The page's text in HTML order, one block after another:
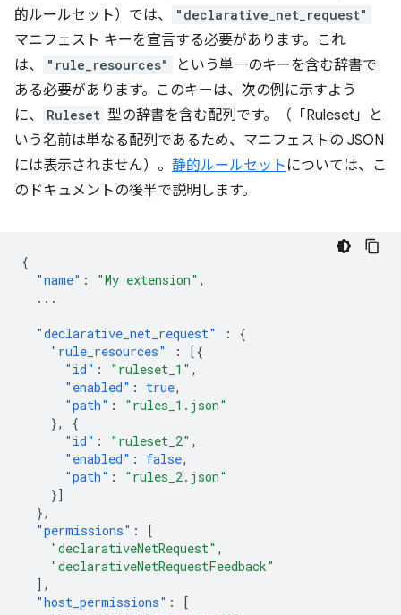
的ルールセット）では、
"declarative_net_request"
マニフェスト キーを宣言する必要があります。これ
は、
"rule_resources"
という単一のキーを含む辞書で
ある必要があります。このキーは、次の例に示すよう
に、
Ruleset 型の辞書を含む配列です。（「Ruleset」と
いう名前は単なる配列であるため、マニフェストの JSON
には表示されません）。 静的ルールセット については、こ
のドキュメントの後半で説明します。
{
"name" : "My extension" ,
...
"declarative_net_request" :
{
"rule_resources"
:
[{
"id" : "ruleset_1" ,
"enabled" : true,
"path" :
"rules_1.json"
},
{
"id" : "ruleset_2" ,
"enabled" : false,
"path" :
"rules_2.json"
}]
},
"permissions" :
[
"declarativeNetRequest" ,
"declarativeNetRequestFeedback"
],
"host_permissions" :
[